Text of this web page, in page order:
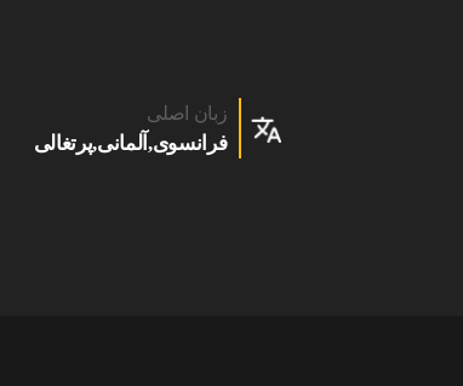
زبان اصلی
فرانسوی,آلمانی,پرتغالی